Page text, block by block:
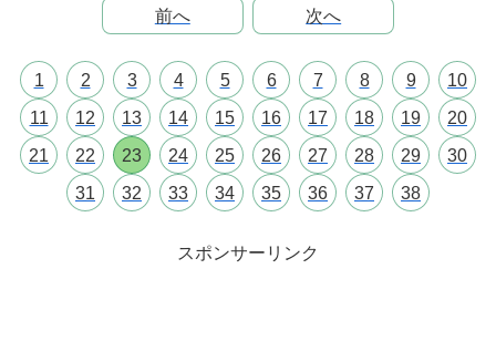
前へ 次へ
1 2 3 4 5 6 7 8 9
10
11
12 13 14 15 16 17 18 19
20
21
22 23 24 25 26 27 28 29
30
31
32 33 34 35 36 37 38
スポンサーリンク